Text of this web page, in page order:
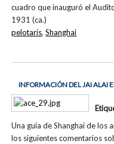
cuadro que inauguró el
1931 (ca.)
pelotaris,Shanghai
INFORMACIÓN DEL JAI ALAI
Una guía de Shanghai de los
los siguientes comentarios